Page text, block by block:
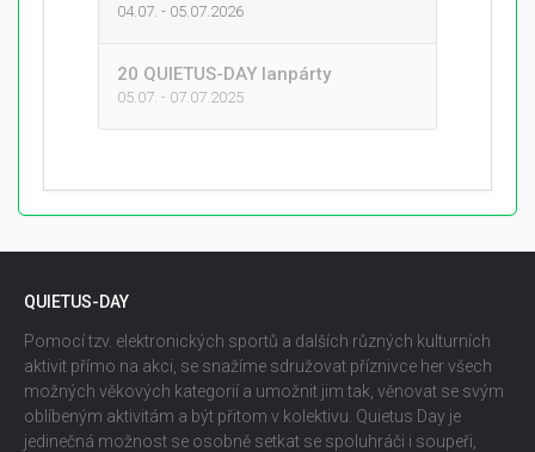
04.07. - 05.07.2026
20 QUIETUS-DAY lanpárty
05.07. - 07.07.2025
QUIETUS-DAY
Pomocí tzv. elektronických sportů a dalších různých kulturních
aktivit přímo na akci, se snažíme sdružovat příznivce her všech
možných věkových kategorií a umožnit jim tak, věnovat se svým
oblíbeným aktivitám a být přitom v kolektivu. Quietus Day je
jedinečná možnost se osobně setkat se spoluhráči i soupeři,